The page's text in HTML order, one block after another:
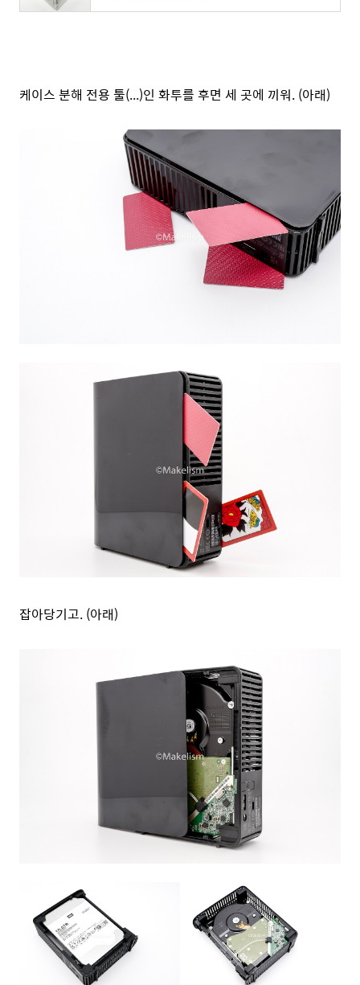
케이스 분해 전용 툴(...)인 화투를 후면 세 곳에 끼워. (아래)
잡아당기고. (아래)